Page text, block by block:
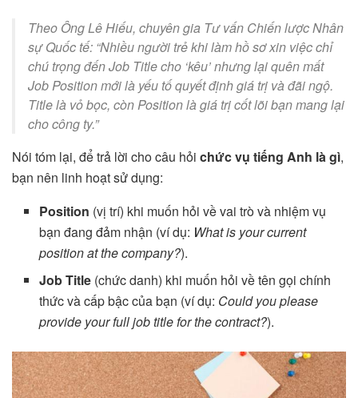
Theo Ông Lê Hiếu, chuyên gia Tư vấn Chiến lược Nhân
sự Quốc tế: “Nhiều người trẻ khi làm hồ sơ xin việc chỉ
chú trọng đếnJob Titlecho ‘kêu’ nhưng lại quên mất
Job Positionmới là yếu tố quyết định giá trị và đãi ngộ.
Titlelà vỏ bọc, cònPositionlà giá trị cốt lõi bạn mang lại
cho công ty.”
Nói tóm lại, để trả lời cho câu hỏi chức vụ tiếng Anh là gì,
bạn nên linh hoạt sử dụng:
Position (vị trí) khi muốn hỏi về vai trò và nhiệm vụ
bạn đang đảm nhận (ví dụ: What is your current
position at the company?).
Job Title (chức danh) khi muốn hỏi về tên gọi chính
thức và cấp bậc của bạn (ví dụ: Could you please
provide your full job title for the contract?).